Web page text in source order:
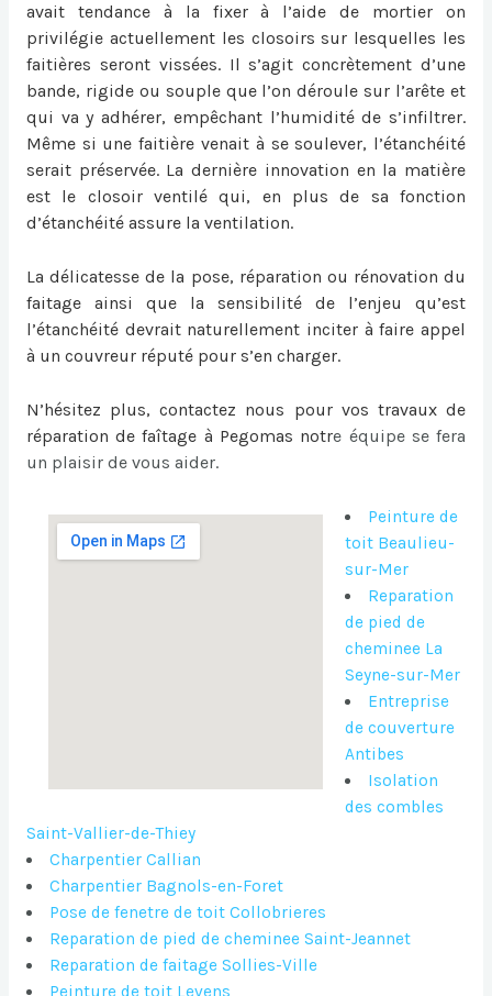
avait tendance à la fixer à l’aide de mortier on
privilégie actuellement les closoirs sur lesquelles les
faitières seront vissées. Il s’agit concrètement d’une
bande, rigide ou souple que l’on déroule sur l’arête et
qui va y adhérer, empêchant l’humidité de s’infiltrer.
Même si une faitière venait à se soulever, l’étanchéité
serait préservée. La dernière innovation en la matière
est le closoir ventilé qui, en plus de sa fonction
d’étanchéité assure la ventilation.
La délicatesse de la pose, réparation ou rénovation du
faitage ainsi que la sensibilité de l’enjeu qu’est
l’étanchéité devrait naturellement inciter à faire appel
à un couvreur réputé pour s’en charger.
N’hésitez plus, contactez nous pour vos travaux de
réparation de faîtage à Pegomas notre équipe se fera
un plaisir de vous aider.
Peinture de
toit Beaulieu-
sur-Mer
Reparation
de pied de
cheminee La
Seyne-sur-Mer
Entreprise
de couverture
Antibes
Isolation
des combles
Saint-Vallier-de-Thiey
Charpentier Callian
Charpentier Bagnols-en-Foret
Pose de fenetre de toit Collobrieres
Reparation de pied de cheminee Saint-Jeannet
Reparation de faitage Sollies-Ville
Peinture de toit Levens